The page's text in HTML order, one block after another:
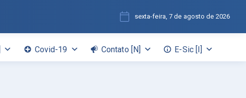
Covid-19 Contato [N] E-Sic [I]
sexta-feira, 7 de agosto de 2026